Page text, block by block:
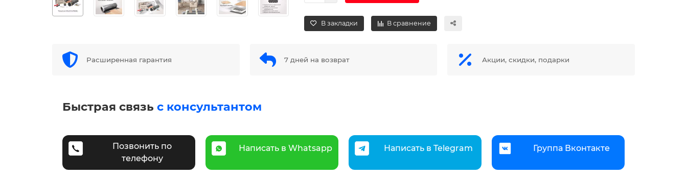
В закладки В сравнение
Расширенная гарантия 7 дней на возврат Акции, скидки, подарки
Быстрая связь с консультантом
Позвонить по
телефону
Написать в Whatsapp Написать в Telegram Группа Вконтакте